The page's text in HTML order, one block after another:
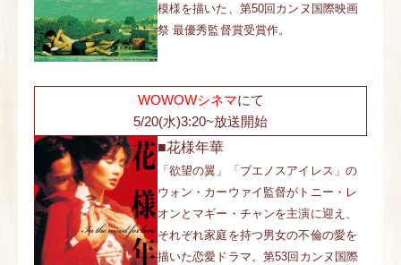
模様を描いた、第50回カンヌ国際映画
祭 最優秀監督賞受賞作。
WOWOWシネマにて
5/20(水)3:20~放送開始
■花様年華
「欲望の翼」「ブエノスアイレス」の
ウォン・カーウァイ監督がトニー・レ
オンとマギー・チャンを主演に迎え、
それぞれ家庭を持つ男女の不倫の愛を
描いた恋愛ドラマ。第53回カンヌ国際